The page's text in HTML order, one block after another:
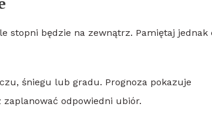
stopni będzie na zewnątrz. Pamiętaj jednak
śniegu lub gradu. Prognoza pokazuje
odpowiedni ubiór.